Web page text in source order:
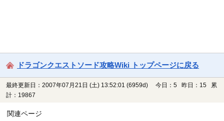
ドラゴンクエストソード攻略Wiki トップページに戻る
最終更新日：2007年07月21日 (土) 13:52:01 (6959d)
今日：5 昨日：15 累
計：19867
関連ページ